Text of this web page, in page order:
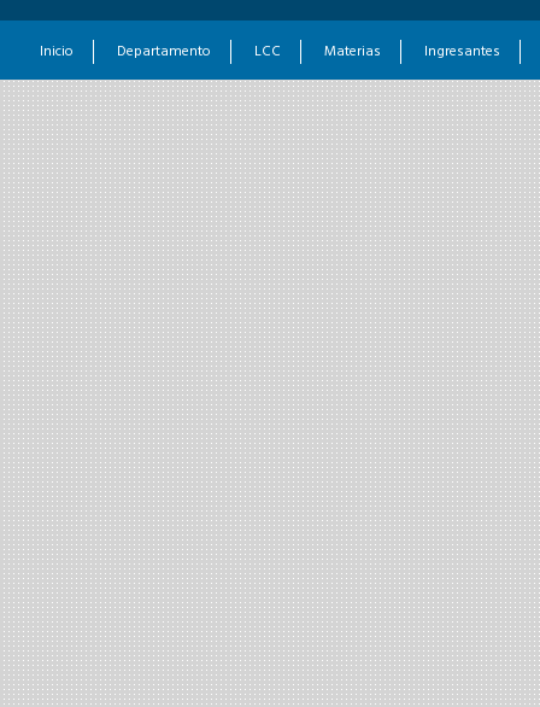
Inicio Departamento LCC Materias Ingresantes